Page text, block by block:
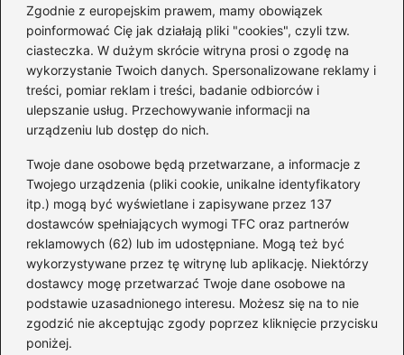
Zgodnie z europejskim prawem, mamy obowiązek
poinformować Cię jak działają pliki "cookies", czyli tzw.
ciasteczka. W dużym skrócie witryna prosi o zgodę na
wykorzystanie Twoich danych. Spersonalizowane reklamy i
treści, pomiar reklam i treści, badanie odbiorców i
ulepszanie usług. Przechowywanie informacji na
urządzeniu lub dostęp do nich.
Twoje dane osobowe będą przetwarzane, a informacje z
Twojego urządzenia (pliki cookie, unikalne identyfikatory
itp.) mogą być wyświetlane i zapisywane przez 137
dostawców spełniających wymogi TFC oraz partnerów
reklamowych (62) lub im udostępniane. Mogą też być
wykorzystywane przez tę witrynę lub aplikację. Niektórzy
dostawcy mogę przetwarzać Twoje dane osobowe na
podstawie uzasadnionego interesu. Możesz się na to nie
zgodzić nie akceptując zgody poprzez kliknięcie przycisku
poniżej.
Idealny garnitur: jak dobrać
go do swojej sylwetki?
Kategorie
Dieta i kalorie(221)
Fitness(236)
Siłownia(101)
Sport(60)
Sprzęt i akcesoria(25)
Suplementy(38)